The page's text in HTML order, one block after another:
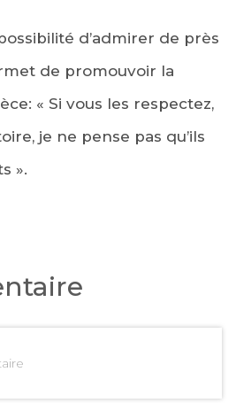
d’admirer de près
de promouvoir la
« Si vous les respectez,
je ne pense pas qu’ils
».